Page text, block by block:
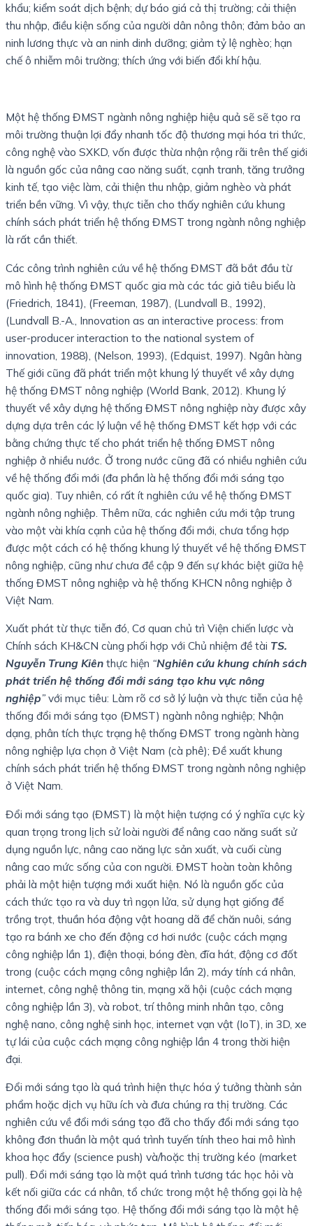
khẩu; kiểm soát dịch bệnh; dự báo giá cả thị trường; cải thiện
thu nhập, điều kiện sống của người dân nông thôn; đảm bảo an
ninh lương thực và an ninh dinh dưỡng; giảm tỷ lệ nghèo; hạn
chế ô nhiễm môi trường; thích ứng với biến đổi khí hậu.
Một hệ thống ĐMST ngành nông nghiệp hiệu quả sẽ sẽ tạo ra
môi trường thuận lợi đẩy nhanh tốc độ thương mại hóa tri thức,
công nghệ vào SXKD, vốn được thừa nhận rộng rãi trên thế giới
là nguồn gốc của nâng cao năng suất, cạnh tranh, tăng trưởng
kinh tế, tạo việc làm, cải thiện thu nhập, giảm nghèo và phát
triển bền vững. Vì vậy, thực tiễn cho thấy nghiên cứu khung
chính sách phát triển hệ thống ĐMST trong ngành nông nghiệp
là rất cần thiết.
Các công trình nghiên cứu về hệ thống ĐMST đã bắt đầu từ
mô hình hệ thống ĐMST quốc gia mà các tác giả tiêu biểu là
(Friedrich, 1841), (Freeman, 1987), (Lundvall B., 1992),
(Lundvall B.-A., Innovation as an interactive process: from
user-producer interaction to the national system of
innovation, 1988), (Nelson, 1993), (Edquist, 1997). Ngân hàng
Thế giới cũng đã phát triển một khung lý thuyết về xây dựng
hệ thống ĐMST nông nghiệp (World Bank, 2012). Khung lý
thuyết về xây dựng hệ thống ĐMST nông nghiệp này được xây
dựng dựa trên các lý luận về hệ thống ĐMST kết hợp với các
bằng chứng thực tế cho phát triển hệ thống ĐMST nông
nghiệp ở nhiều nước. Ở trong nước cũng đã có nhiều nghiên cứu
về hệ thống đổi mới (đa phần là hệ thống đổi mới sáng tạo
quốc gia). Tuy nhiên, có rất ít nghiên cứu về hệ thống ĐMST
ngành nông nghiệp. Thêm nữa, các nghiên cứu mới tập trung
vào một vài khía cạnh của hệ thống đổi mới, chưa tổng hợp
được một cách có hệ thống khung lý thuyết về hệ thống ĐMST
nông nghiệp, cũng như chưa đề cập 9 đến sự khác biệt giữa hệ
thống ĐMST nông nghiệp và hệ thống KHCN nông nghiệp ở
Việt Nam.
Xuất phát từ thực tiễn đó, Cơ quan chủ trì Viện chiến lược và
Chính sách KH&CN cùng phối hợp với Chủ nhiệm đề tài TS.
Nguyễn Trung Kiên thực hiện “Nghiên cứu khung chính sách
phát triển hệ thống đổi mới sáng tạo khu vực nông
nghiệp”với mục tiêu: Làm rõ cơ sở lý luận và thực tiễn của hệ
thống đổi mới sáng tạo (ĐMST) ngành nông nghiệp; Nhận
dạng, phân tích thực trạng hệ thống ĐMST trong ngành hàng
nông nghiệp lựa chọn ở Việt Nam (cà phê); Đề xuất khung
chính sách phát triển hệ thống ĐMST trong ngành nông nghiệp
ở Việt Nam.
Đổi mới sáng tạo (ĐMST) là một hiện tượng có ý nghĩa cực kỳ
quan trọng trong lịch sử loài người để nâng cao năng suất sử
dụng nguồn lực, nâng cao năng lực sản xuất, và cuối cùng
nâng cao mức sống của con người. ĐMST hoàn toàn không
phải là một hiện tượng mới xuất hiện. Nó là nguồn gốc của
cách thức tạo ra và duy trì ngọn lửa, sử dụng hạt giống để
trồng trọt, thuần hóa động vật hoang dã để chăn nuôi, sáng
tạo ra bánh xe cho đến động cơ hơi nước (cuộc cách mạng
công nghiệp lần 1), điện thoại, bóng đèn, đĩa hát, động cơ đốt
trong (cuộc cách mạng công nghiệp lần 2), máy tính cá nhân,
internet, công nghệ thông tin, mạng xã hội (cuộc cách mạng
công nghiệp lần 3), và robot, trí thông minh nhân tạo, công
nghệ nano, công nghệ sinh học, internet vạn vật (IoT), in 3D, xe
tự lái của cuộc cách mạng công nghiệp lần 4 trong thời hiện
đại.
Đổi mới sáng tạo là quá trình hiện thực hóa ý tưởng thành sản
phẩm hoặc dịch vụ hữu ích và đưa chúng ra thị trường. Các
nghiên cứu về đổi mới sáng tạo đã cho thấy đổi mới sáng tạo
không đơn thuần là một quá trình tuyến tính theo hai mô hình
khoa học đẩy (science push) và/hoặc thị trường kéo (market
pull). Đổi mới sáng tạo là một quá trình tương tác học hỏi và
kết nối giữa các cá nhân, tổ chức trong một hệ thống gọi là hệ
thống đổi mới sáng tạo. Hệ thống đổi mới sáng tạo là một hệ